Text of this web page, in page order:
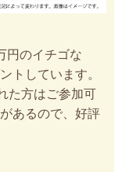
円のイチゴな
トしています。
た方はご参加可
あるので、好評